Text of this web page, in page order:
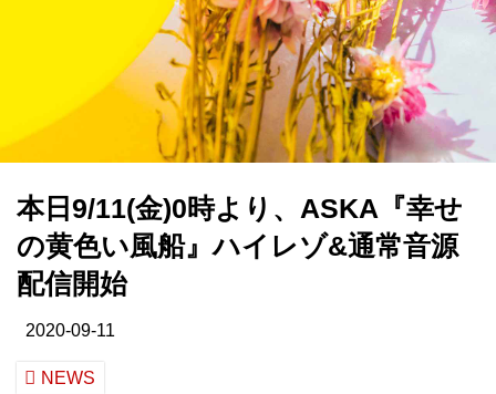
本日9/11(金)0時より、ASKA『幸せ
の黄色い風船』ハイレゾ&通常音源
配信開始
2020-09-11
NEWS